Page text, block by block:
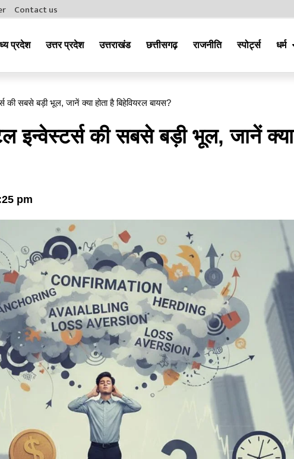
Contact us
प्रदेश उत्तर प्रदेश उत्तराखंड छत्तीसगढ़ राजनीति स्पोर्ट्स धर्म
सबसे बड़ी भूल, जानें क्या होता है बिहेवियरल बायस?
की सबसे बड़ी भूल, जानें क्या
pm